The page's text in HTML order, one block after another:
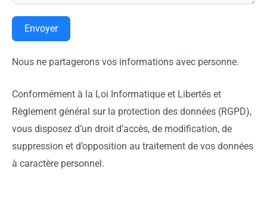
Envoyer
Nous ne partagerons vos informations avec personne.
Conformément à la Loi Informatique et Libertés et
Règlement général sur la protection des données (RGPD),
vous disposez d’un droit d’accès, de modification, de
suppression et d’opposition au traitement de vos données
à caractère personnel.